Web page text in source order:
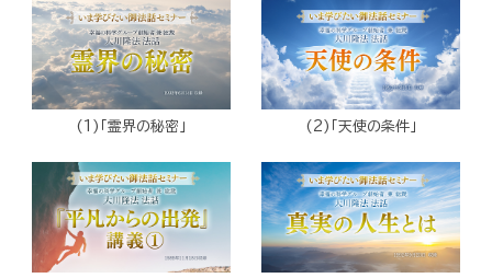
(1)「霊界の秘密」 (2)「天使の条件」